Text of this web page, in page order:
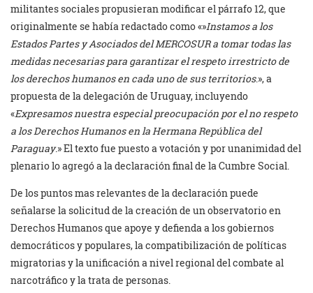
militantes sociales propusieran modificar el párrafo 12, que
originalmente se había redactado como «»Instamos a los
Estados Partes y Asociados del MERCOSUR a tomar todas las
medidas necesarias para garantizar el respeto irrestricto de
los derechos humanos en cada uno de sus territorios.», a
propuesta de la delegación de Uruguay, incluyendo
«Expresamos nuestra especial preocupación por el no respeto
a los Derechos Humanos en la Hermana República del
Paraguay.» El texto fue puesto a votación y por unanimidad del
plenario lo agregó a la declaración final de la Cumbre Social.
De los puntos mas relevantes de la declaración puede
señalarse la solicitud de la creación de un observatorio en
Derechos Humanos que apoye y defienda a los gobiernos
democráticos y populares, la compatibilización de políticas
migratorias y la unificación a nivel regional del combate al
narcotráfico y la trata de personas.